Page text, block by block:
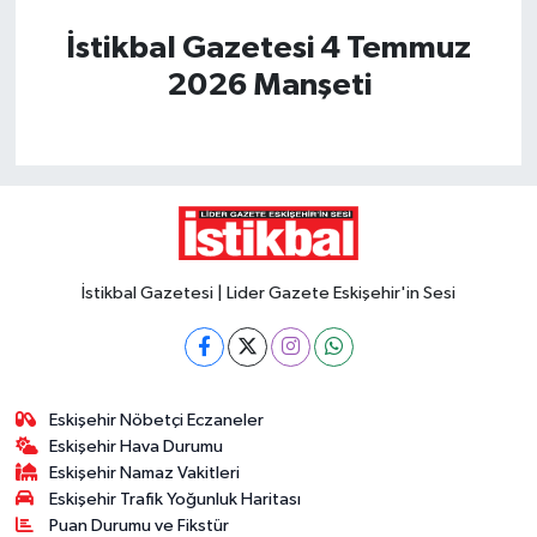
İstikbal Gazetesi 4 Temmuz
2026 Manşeti
İstikbal Gazetesi | Lider Gazete Eskişehir'in Sesi
Eskişehir Nöbetçi Eczaneler
Eskişehir Hava Durumu
Eskişehir Namaz Vakitleri
Eskişehir Trafik Yoğunluk Haritası
Puan Durumu ve Fikstür